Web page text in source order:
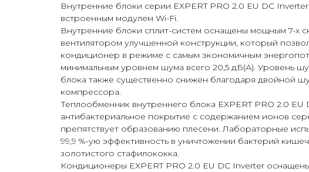
Внутренние блоки серии EXPERT PRO 2.0 EU DC
встроенным модулем Wi-Fi.
Внутренние блоки сплит-систем оснащены мощным 7-х
вентилятором улучшенной конструкции, который
кондиционер в режиме с самым экономичным
минимальным уровнем шума всего 20,5 дБ(А). Уровень
блока также существенно снижен благодаря двойной
компрессора.
Теплообменник внутреннего блока EXPERT PRO 2.0 EU
антибактериальное покрытие с содержанием ионов
препятствует образованию плесени. Лабораторные
99,9 %-ую эффективность в уничтожении бактерий
золотистого стафилококка.
Кондиционеры EXPERT PRO 2.0 EU DC Inverter